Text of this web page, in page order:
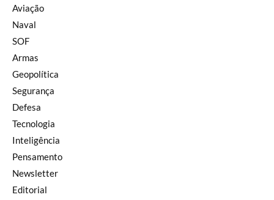
Aviação
Naval
SOF
Armas
Geopolítica
Segurança
Defesa
Tecnologia
Inteligência
Pensamento
Newsletter
Editorial